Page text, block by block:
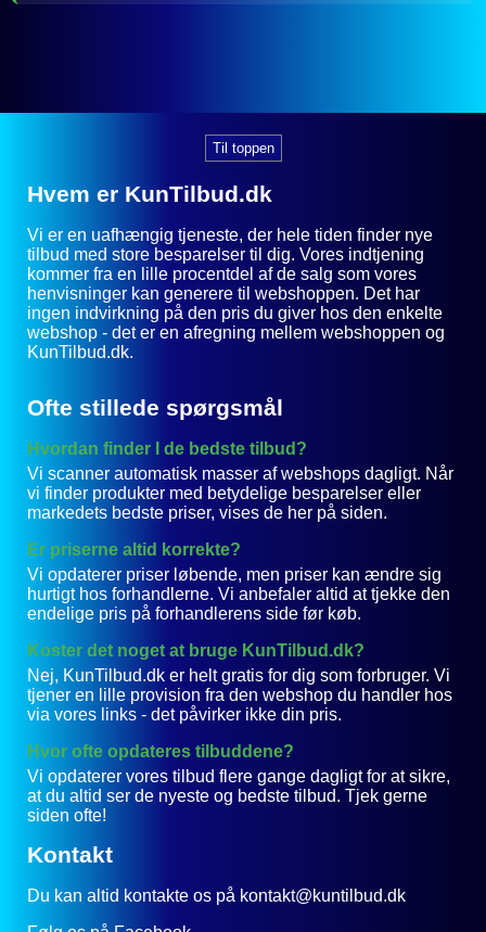
Til toppen
Hvem er KunTilbud.dk
Vi er en uafhængig tjeneste, der hele tiden finder nye
tilbud med store besparelser til dig. Vores indtjening
kommer fra en lille procentdel af de salg som vores
henvisninger kan generere til webshoppen. Det har
ingen indvirkning på den pris du giver hos den enkelte
webshop - det er en afregning mellem webshoppen og
KunTilbud.dk.
Ofte stillede spørgsmål
Hvordan finder I de bedste tilbud?
Vi scanner automatisk masser af webshops dagligt. Når
vi finder produkter med betydelige besparelser eller
markedets bedste priser, vises de her på siden.
Er priserne altid korrekte?
Vi opdaterer priser løbende, men priser kan ændre sig
hurtigt hos forhandlerne. Vi anbefaler altid at tjekke den
endelige pris på forhandlerens side før køb.
Koster det noget at bruge KunTilbud.dk?
Nej, KunTilbud.dk er helt gratis for dig som forbruger. Vi
tjener en lille provision fra den webshop du handler hos
via vores links - det påvirker ikke din pris.
Hvor ofte opdateres tilbuddene?
Vi opdaterer vores tilbud flere gange dagligt for at sikre,
at du altid ser de nyeste og bedste tilbud. Tjek gerne
siden ofte!
Kontakt
Du kan altid kontakte os på kontakt@kuntilbud.dk